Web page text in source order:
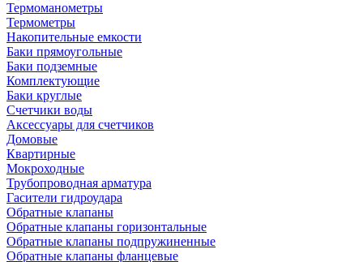
Термоманометры
Термометры
Накопительные емкости
Баки прямоугольные
Баки подземные
Комплектующие
Баки круглые
Счетчики воды
Аксессуары для счетчиков
Домовые
Квартирные
Мокроходные
Трубопроводная арматура
Гасители гидроудара
Обратные клапаны
Обратные клапаны горизонтальные
Обратные клапаны подпружиненные
Обратные клапаны фланцевые